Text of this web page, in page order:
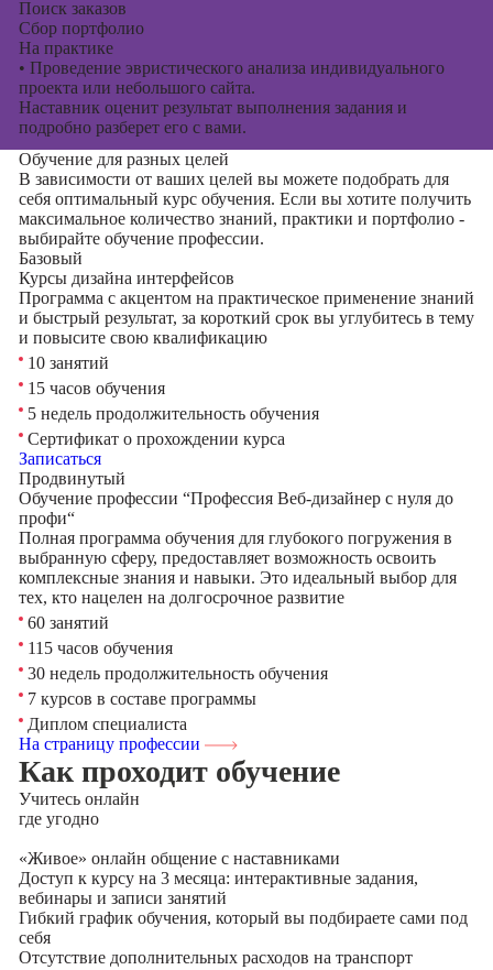
Поиск заказов
Сбор портфолио
На практике
• Проведение эвристического анализа индивидуального
проекта или небольшого сайта.
Наставник оценит результат выполнения задания и
подробно разберет его с вами.
Обучение для разных целей
В зависимости от ваших целей вы можете подобрать для
себя оптимальный курс обучения. Если вы хотите получить
максимальное количество знаний, практики и портфолио -
выбирайте обучение профессии.
Базовый
Курсы дизайна интерфейсов
Программа с акцентом на практическое применение знаний
и быстрый результат, за короткий срок вы углубитесь в тему
и повысите свою квалификацию
10 занятий
15 часов обучения
5 недель продолжительность обучения
Сертификат о прохождении курса
Записаться
Продвинутый
Обучение профессии “Профессия Веб-дизайнер с нуля до
профи“
Полная программа обучения для глубокого погружения в
выбранную сферу, предоставляет возможность освоить
комплексные знания и навыки. Это идеальный выбор для
тех, кто нацелен на долгосрочное развитие
60 занятий
115 часов обучения
30 недель продолжительность обучения
7 курсов в составе программы
Диплом специалиста
На страницу профессии
Как проходит обучение
Учитесь онлайн
где угодно
«Живое» онлайн общение с наставниками
Доступ к курсу на 3 месяца: интерактивные задания,
вебинары и записи занятий
Гибкий график обучения, который вы подбираете сами под
себя
Отсутствие дополнительных расходов на транспорт